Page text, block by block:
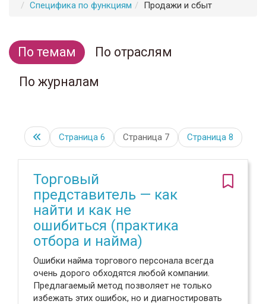
Специфика по функциям
Продажи и сбыт
По темам
По отраслям
По журналам
Страница 6 Страница 7 Страница 8
Торговый
представитель — как
найти и как не
ошибиться (практика
отбора и найма)
Ошибки найма торгового персонала всегда
очень дорого обходятся любой компании.
Предлагаемый метод позволяет не только
избежать этих ошибок, но и диагностировать